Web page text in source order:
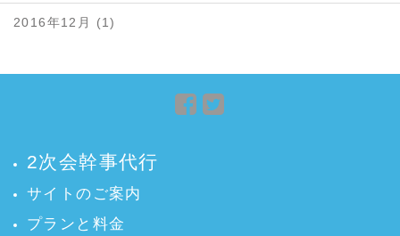
2016年12月 (1)
Facebook
2次会幹事代行
サイトのご案内
プランと料金